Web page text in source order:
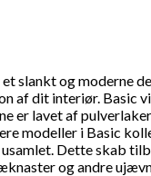
slankt og moderne
af dit interiør.
er lavet af
modeller i Basic
Dette skab
og andre